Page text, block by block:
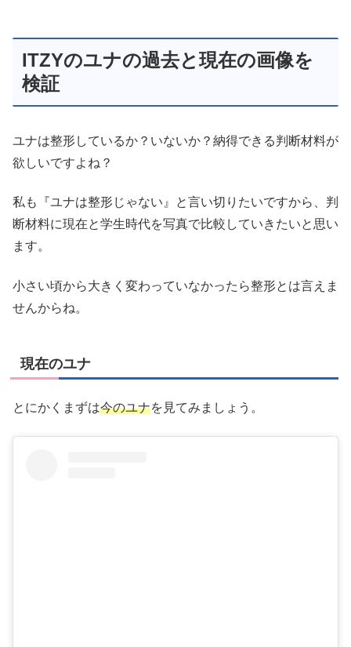
ITZYのユナの過去と現在の画像を
検証
ユナは整形しているか？いないか？納得できる判断材料が
欲しいですよね？
私も『ユナは整形じゃない』と言い切りたいですから、判
断材料に現在と学生時代を写真で比較していきたいと思い
ます。
小さい頃から大きく変わっていなかったら整形とは言えま
せんからね。
現在のユナ
とにかくまずは今のユナを見てみましょう。